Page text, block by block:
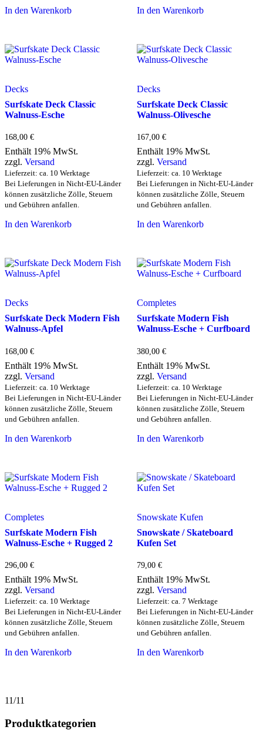
In den Warenkorb In den Warenkorb
Decks
Surfskate Deck Classic
Walnuss-Esche
168,00 €
Enthält 19% MwSt.
zzgl. Versand
Lieferzeit: ca. 10 Werktage
Bei Lieferungen in Nicht-EU-Länder
können zusätzliche Zölle, Steuern
und Gebühren anfallen.
In den Warenkorb
Decks
Surfskate Deck Classic
Walnuss-Olivesche
167,00 €
Enthält 19% MwSt.
zzgl. Versand
Lieferzeit: ca. 10 Werktage
Bei Lieferungen in Nicht-EU-Länder
können zusätzliche Zölle, Steuern
und Gebühren anfallen.
In den Warenkorb
Decks
Surfskate Deck Modern Fish
Walnuss-Apfel
168,00 €
Enthält 19% MwSt.
zzgl. Versand
Lieferzeit: ca. 10 Werktage
Bei Lieferungen in Nicht-EU-Länder
können zusätzliche Zölle, Steuern
und Gebühren anfallen.
In den Warenkorb
Completes
Surfskate Modern Fish
Walnuss-Esche + Curfboard
380,00 €
Enthält 19% MwSt.
zzgl. Versand
Lieferzeit: ca. 10 Werktage
Bei Lieferungen in Nicht-EU-Länder
können zusätzliche Zölle, Steuern
und Gebühren anfallen.
In den Warenkorb
Completes
Surfskate Modern Fish
Walnuss-Esche + Rugged 2
296,00 €
Enthält 19% MwSt.
zzgl. Versand
Lieferzeit: ca. 10 Werktage
Bei Lieferungen in Nicht-EU-Länder
können zusätzliche Zölle, Steuern
und Gebühren anfallen.
In den Warenkorb
Snowskate Kufen
Snowskate / Skateboard
Kufen Set
79,00 €
Enthält 19% MwSt.
zzgl. Versand
Lieferzeit: ca. 7 Werktage
Bei Lieferungen in Nicht-EU-Länder
können zusätzliche Zölle, Steuern
und Gebühren anfallen.
In den Warenkorb
11/11
Produktkategorien